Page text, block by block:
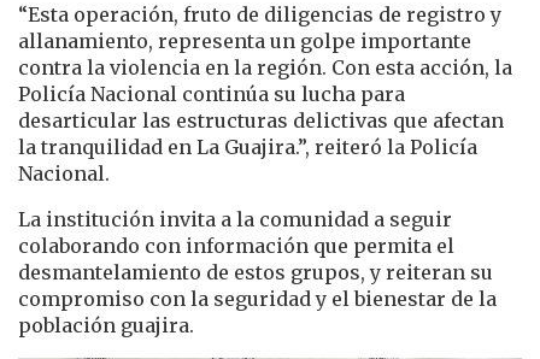
“Esta operación, fruto de diligencias de registro y
allanamiento, representa un golpe importante
contra la violencia en la región. Con esta acción, la
Policía Nacional continúa su lucha para
desarticular las estructuras delictivas que afectan
la tranquilidad en La Guajira.”, reiteró la Policía
Nacional.
La institución invita a la comunidad a seguir
colaborando con información que permita el
desmantelamiento de estos grupos, y reiteran su
compromiso con la seguridad y el bienestar de la
población guajira.